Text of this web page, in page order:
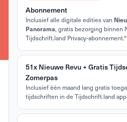
Abonnement
Inclusief alle digitale edities van
Panorama, gratis bezorging binnen
Tijdschrift.land Privacy-abonnement.
51x Nieuwe Revu + Gratis
Zomerpas
Inclusief één maand lang gratis
tijdschriften in de Tijdschrift.land app.